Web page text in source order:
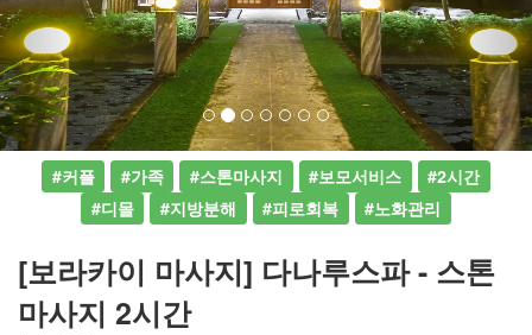
#커플 #가족 #스톤마사지 #보모서비스
#2시간
#디몰
#지방분해 #피로회복 #노화관리
[보라카이 마사지] 다나루스파 - 스톤
마사지 2시간